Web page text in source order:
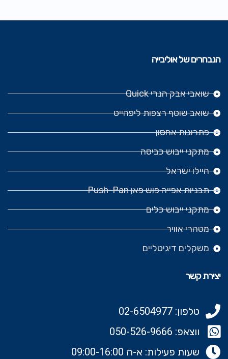
הנבחרים של אוליבייה
שואבי אבק הנרי Quick
שואב שוטף רצפות ליפהייט
פתרונות אחסון
מתקני ייבוש כביסה
היילו ישראל
תבניות אפייה פוש פאן Push-Pan
מתקני ייבוש כלים
מטהרי אוויר
משקלים דיגיטליים
יצירת קשר
טלפון: 02-6504977
ווצאפ: 050-526-9666‬
שעות פעילות: א-ה 09:00-16:00